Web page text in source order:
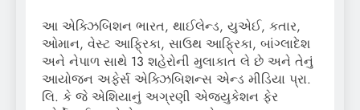
આ એક્ઝિબિશન ભારત, થાઈલેન્ડ, યુએઈ, કતાર,
ઓમાન, વેસ્ટ આફ્રિકા, સાઉથ આફ્રિકા, બાંગ્લાદેશ
અને નેપાળ સાથે 13 શહેરોની મુલાકાત લે છે અને તેનું
આયોજન અફેર્સ એક્ઝિબિશન્સ એન્ડ મીડિયા પ્રા.
લિ. કે જે એશિયાનું અગ્રણી એજ્યુકેશન ફેર